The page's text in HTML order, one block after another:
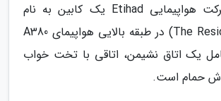
و در نهایت شرکت هواپیمایی Etihad یک کابین به نام
اقامتگاه (The Residence) در طبقه بالایی هواپیمای A380
یک اتاق نشیمن، اتاقی با تخت خواب
حمام است.